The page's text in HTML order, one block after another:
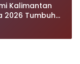
Kalimantan
2026 Tumbuh